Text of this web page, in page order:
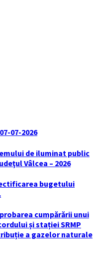
07-2026
de iluminat public
Vâlcea – 2026
bugetului
cumpărării unui
și stației SRMP
a gazelor naturale